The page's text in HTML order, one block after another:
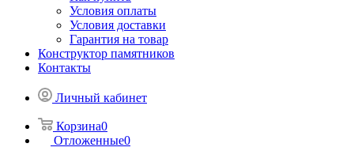
Условия оплаты
Условия доставки
Гарантия на товар
Конструктор памятников
Контакты
Личный кабинет
Корзина0
Отложенные0